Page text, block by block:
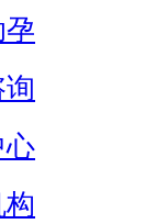
孕
心